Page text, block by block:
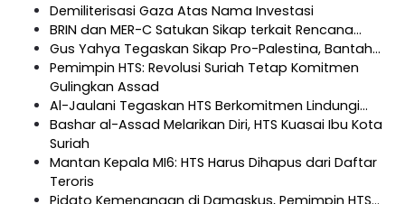
Demiliterisasi Gaza Atas Nama Investasi
BRIN dan MER-C Satukan Sikap terkait Rencana…
Gus Yahya Tegaskan Sikap Pro-Palestina, Bantah…
Pemimpin HTS: Revolusi Suriah Tetap Komitmen
Gulingkan Assad
Al-Jaulani Tegaskan HTS Berkomitmen Lindungi…
Bashar al-Assad Melarikan Diri, HTS Kuasai Ibu Kota
Suriah
Mantan Kepala MI6: HTS Harus Dihapus dari Daftar
Teroris
Pidato Kemenangan di Damaskus, Pemimpin HTS…